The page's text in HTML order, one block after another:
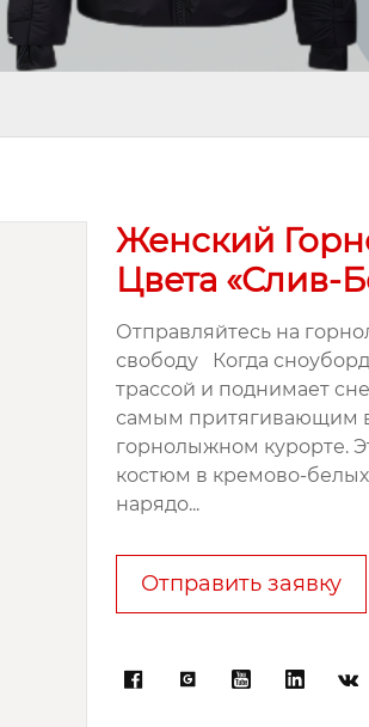
Женский
Цвета «слив-
Отправляйтесь на
свободу Когда
трассой и поднимает
самым притягивающим
горнолыжном курорте.
костюм в кремово-
нарядо...
Отправить заявку
    